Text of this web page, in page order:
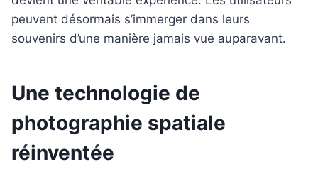
peuvent désormais s’immerger dans leurs
souvenirs d’une manière jamais vue auparavant.
Une technologie de
photographie spatiale
réinventée